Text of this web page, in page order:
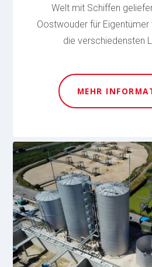
Welt mit Schiffen
Oostwouder für Eigentümer
die verschiedensten
MEHR